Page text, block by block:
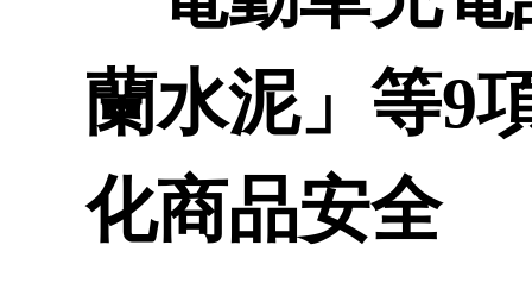
蘭水泥」等9
化商品安全